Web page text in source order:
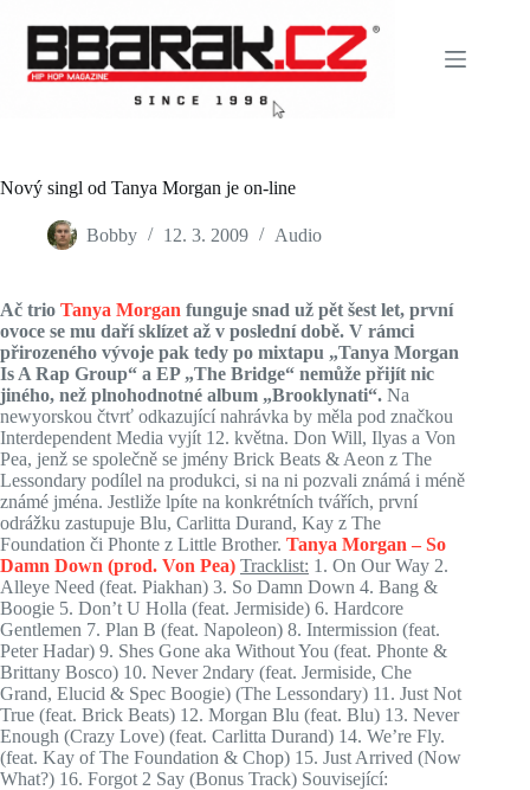
content
Nový singl od Tanya Morgan je on-line
Bobby 12. 3. 2009 Audio
Ač trio Tanya Morgan funguje snad už pět šest let, první
ovoce se mu daří sklízet až v poslední době. V rámci
přirozeného vývoje pak tedy po mixtapu „Tanya Morgan
Is A Rap Group“ a EP „The Bridge“ nemůže přijít nic
jiného, než plnohodnotné album „Brooklynati“. Na
newyorskou čtvrť odkazující nahrávka by měla pod značkou
Interdependent Media vyjít 12. května. Don Will, Ilyas a Von
Pea, jenž se společně se jmény Brick Beats & Aeon z The
Lessondary podílel na produkci, si na ni pozvali známá i méně
známé jména. Jestliže lpíte na konkrétních tvářích, první
odrážku zastupuje Blu, Carlitta Durand, Kay z The
Foundation či Phonte z Little Brother. Tanya Morgan – So
Damn Down (prod. Von Pea) Tracklist: 1. On Our Way 2.
Alleye Need (feat. Piakhan) 3. So Damn Down 4. Bang &
Boogie 5. Don’t U Holla (feat. Jermiside) 6. Hardcore
Gentlemen 7. Plan B (feat. Napoleon) 8. Intermission (feat.
Peter Hadar) 9. Shes Gone aka Without You (feat. Phonte &
Brittany Bosco) 10. Never 2ndary (feat. Jermiside, Che
Grand, Elucid & Spec Boogie) (The Lessondary) 11. Just Not
True (feat. Brick Beats) 12. Morgan Blu (feat. Blu) 13. Never
Enough (Crazy Love) (feat. Carlitta Durand) 14. We’re Fly.
(feat. Kay of The Foundation & Chop) 15. Just Arrived (Now
What?) 16. Forgot 2 Say (Bonus Track) Související: